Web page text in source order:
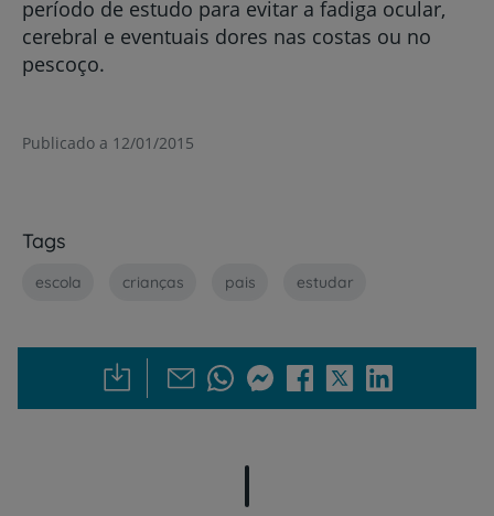
período de estudo para evitar a fadiga ocular,
cerebral e eventuais dores nas costas ou no
pescoço.
Publicado a 12/01/2015
Tags
escola crianças pais estudar